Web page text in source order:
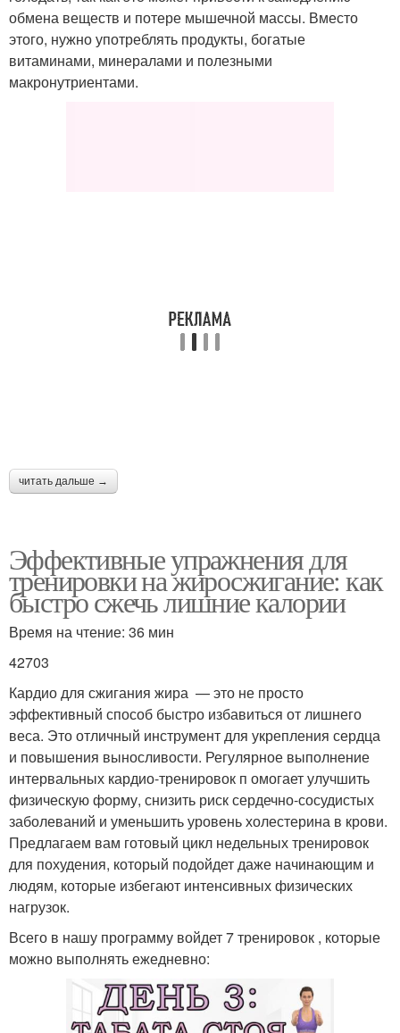
обмена веществ и потере мышечной массы. Вместо
этого, нужно употреблять продукты, богатые
витаминами, минералами и полезными
макронутриентами.
читать дальше →
Эффективные упражнения для
тренировки на жиросжигание: как
быстро сжечь лишние калории
Время на чтение: 36 мин
42703
Кардио для сжигания жира — это не просто
эффективный способ быстро избавиться от лишнего
веса. Это отличный инструмент для укрепления сердца
и повышения выносливости. Регулярное выполнение
интервальных кардио-тренировок п омогает улучшить
физическую форму, снизить риск сердечно-сосудистых
заболеваний и уменьшить уровень холестерина в крови.
Предлагаем вам готовый цикл недельных тренировок
для похудения, который подойдет даже начинающим и
людям, которые избегают интенсивных физических
нагрузок.
Всего в нашу программу войдет 7 тренировок , которые
можно выполнять ежедневно: